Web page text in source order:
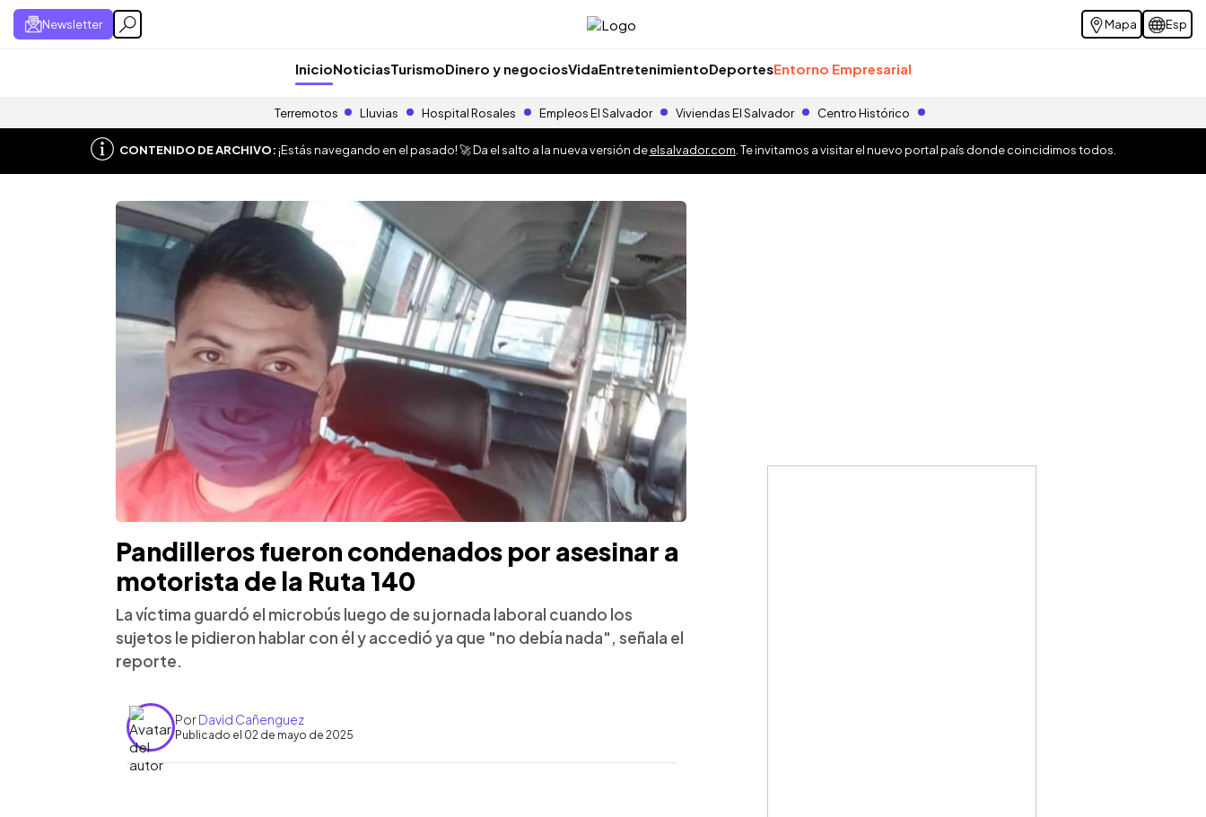
Newsletter Mapa Esp
InicioNoticiasTurismoDinero y negociosVidaEntretenimientoDeportesEntorno Empresarial
Terremotos Lluvias Hospital Rosales Empleos El Salvador Viviendas El Salvador Centro Histórico
CONTENIDO DE ARCHIVO:¡Estás navegando en el pasado! 🚀 Da el salto a la nueva versión deelsalvador.com . Te invitamos a visitar el nuevo portal país donde coincidimos todos.
Pandilleros fueron condenados por asesinar a
motorista de la Ruta 140
La víctima guardó el microbús luego de su jornada laboral cuando los
sujetos le pidieron hablar con él y accedió ya que "no debía nada", señala el
reporte.
PorDavid Cañenguez
Publicado el 02 de mayo de 2025